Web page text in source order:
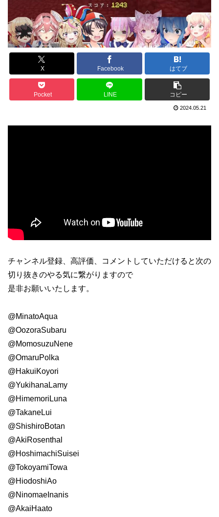
X Facebook はてブ
Pocket LINE コピー
2024.05.21
チャンネル登録、高評価、コメントしていただけると次の
切り抜きのやる気に繋がりますので
是非お願いいたします。
@MinatoAqua
@OozoraSubaru
@MomosuzuNene
@OmaruPolka
@HakuiKoyori
@YukihanaLamy
@HimemoriLuna
@TakaneLui
@ShishiroBotan
@AkiRosenthal
@HoshimachiSuisei
@TokoyamiTowa
@HiodoshiAo
@NinomaeInanis
@AkaiHaato